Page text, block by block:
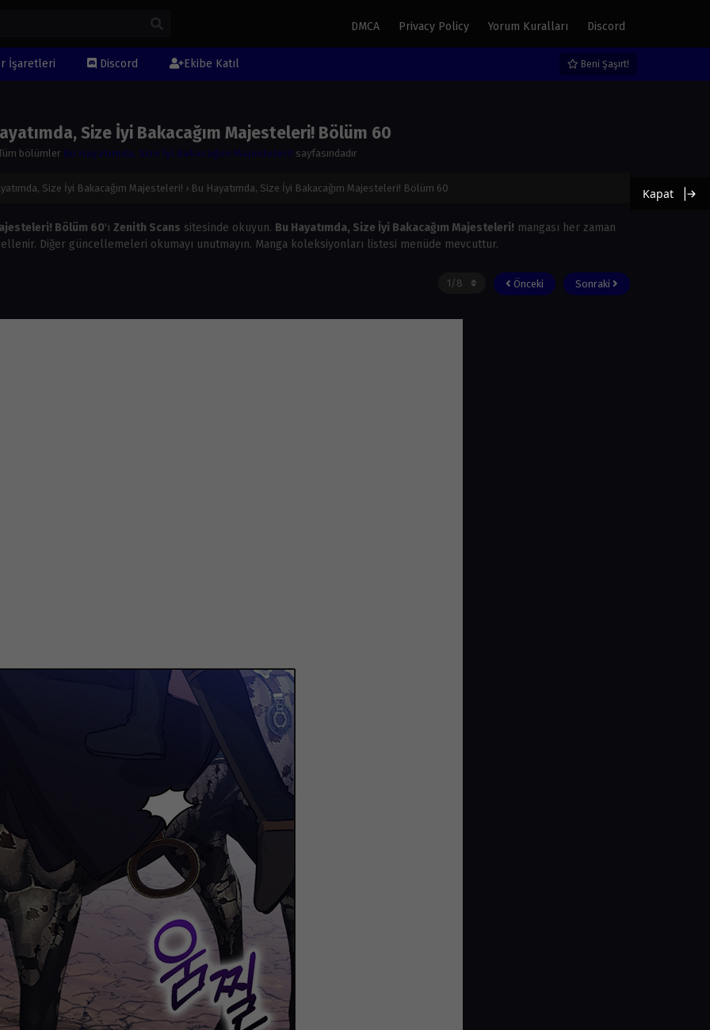
DMCA Privacy Policy Yorum Kuralları Discord
İşaretleri Discord Ekibe Katıl Beni Şaşırt!
Size İyi Bakacağım Majesteleri! Bölüm 60
bölümler Bu Hayatımda, Size İyi Bakacağım Majesteleri! sayfasındadır
Size İyi Bakacağım Majesteleri! › Bu Hayatımda, Size İyi Bakacağım Majesteleri! Bölüm 60
Bölüm 60'ı Zenith Scans sitesinde okuyun. Bu Hayatımda, Size İyi Bakacağım Majesteleri! mangası her zaman
Diğer güncellemeleri okumayı unutmayın. Manga koleksiyonları listesi menüde mevcuttur.
Önceki Sonraki
Kapat